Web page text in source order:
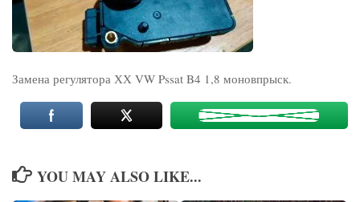
Замена регулятора ХХ VW Pssat B4 1,8 моновпрыск.
YOU MAY ALSO LIKE...